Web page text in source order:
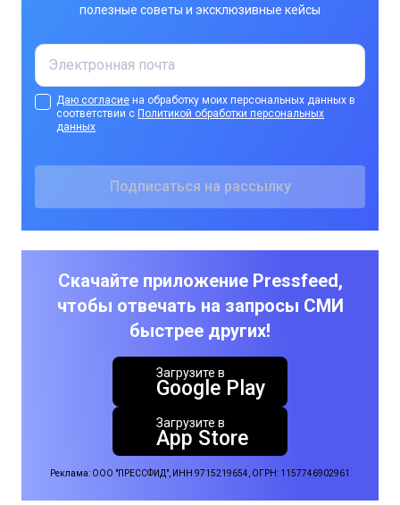
полезные советы и эксклюзивные кейсы
Даю согласие на обработку моих персональных данных в
соответствии с Политикой обработки персональных
данных
Скачайте приложение Pressfeed,
чтобы отвечать на запросы СМИ
быстрее других!
Загрузите в
Google Play
Загрузите в
App Store
Реклама: ООО "ПРЕССФИД", ИНН 9715219654, ОГРН: 1157746902961